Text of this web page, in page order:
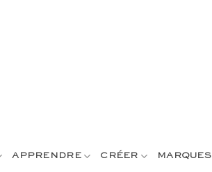
APPRENDRE CRÉER MARQUES